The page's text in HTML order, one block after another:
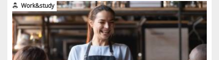
Work&study